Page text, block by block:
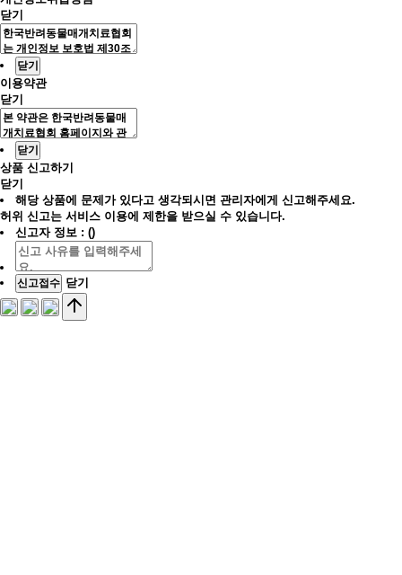
닫기
닫기
이용약관
닫기
닫기
상품 신고하기
닫기
해당 상품에 문제가 있다고 생각되시면 관리자에게 신고해주세요.
허위 신고는 서비스 이용에 제한을 받으실 수 있습니다.
신고자 정보 : ()
신고접수 닫기